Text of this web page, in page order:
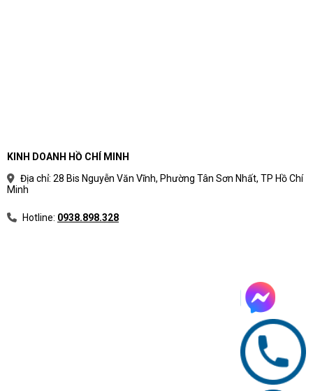
KINH DOANH HỒ CHÍ MINH
Địa chỉ: 28 Bis Nguyễn Văn Vĩnh, Phường Tân Sơn Nhất, TP Hồ Chí
Minh
Hotline: 0938.898.328